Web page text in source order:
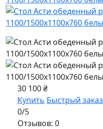
30 100 ₴
Купить Быстрый заказ
0/5
Отзывов: 0